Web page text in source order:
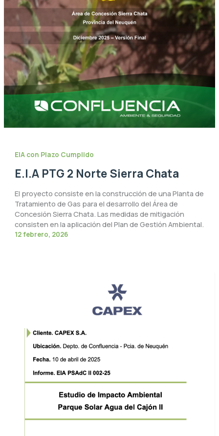
EIA con Plazo Cumplido
E.I.A PTG 2 Norte Sierra Chata
El proyecto consiste en la construcción de una Planta de
Tratamiento de Gas para el desarrollo del Área de
Concesión Sierra Chata. Las medidas de mitigación
consisten en la aplicación del Plan de Gestión Ambiental.
12 febrero, 2026